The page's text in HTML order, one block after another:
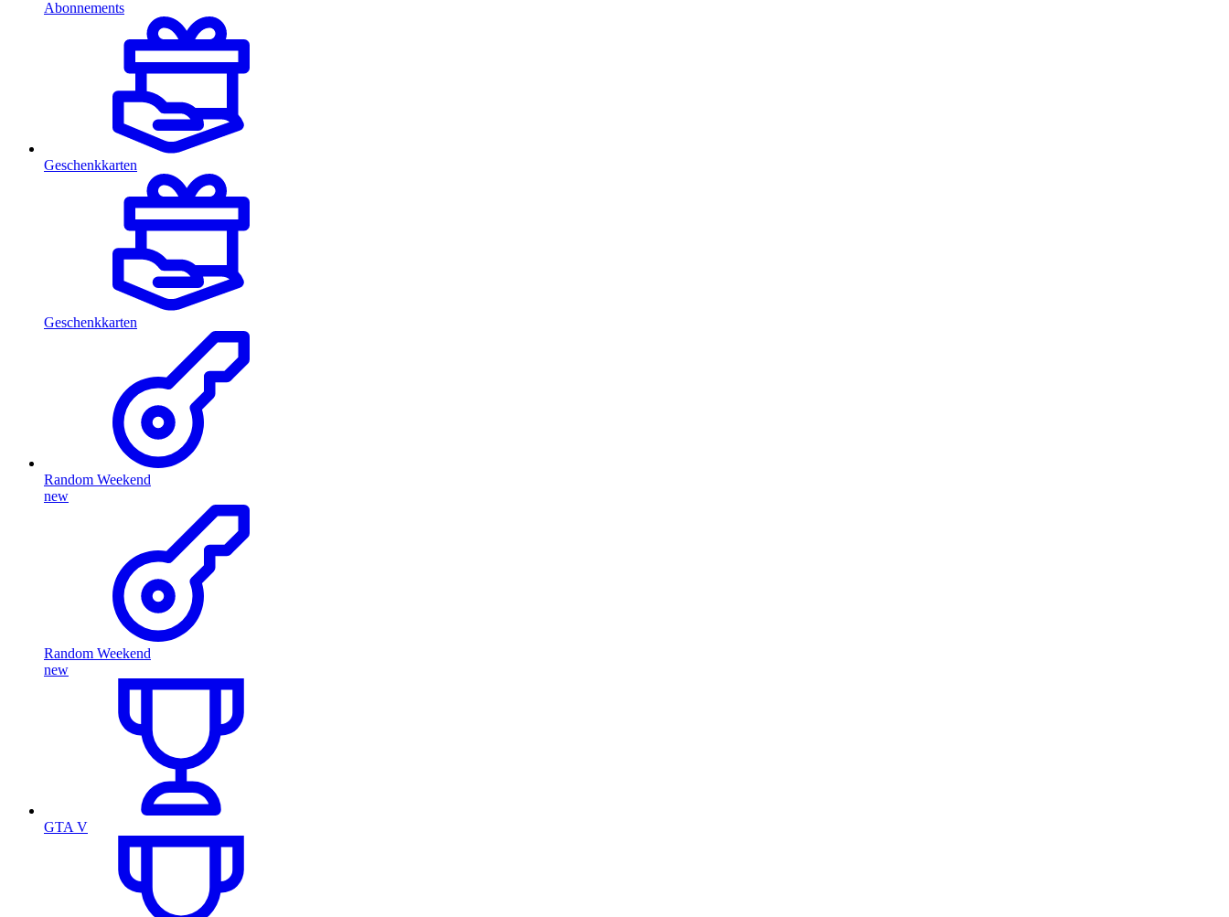
Abonnements
Geschenkkarten
Geschenkkarten
Random Weekend
new
Random Weekend
new
GTA V